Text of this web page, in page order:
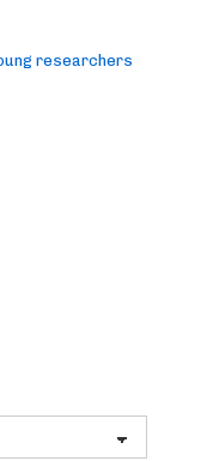
researchers